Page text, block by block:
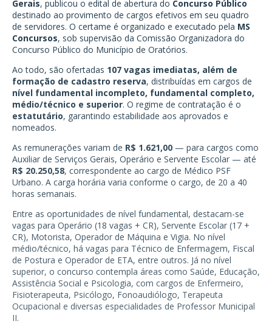
Gerais, publicou o edital de abertura do Concurso Público
destinado ao provimento de cargos efetivos em seu quadro
de servidores. O certame é organizado e executado pela MS
Concursos, sob supervisão da Comissão Organizadora do
Concurso Público do Município de Oratórios.
Ao todo, são ofertadas 107 vagas imediatas, além de
formação de cadastro reserva, distribuídas em cargos de
nível fundamental incompleto, fundamental completo,
médio/técnico e superior. O regime de contratação é o
estatutário, garantindo estabilidade aos aprovados e
nomeados.
As remunerações variam de R$ 1.621,00 — para cargos como
Auxiliar de Serviços Gerais, Operário e Servente Escolar — até
R$ 20.250,58, correspondente ao cargo de Médico PSF
Urbano. A carga horária varia conforme o cargo, de 20 a 40
horas semanais.
Entre as oportunidades de nível fundamental, destacam-se
vagas para Operário (18 vagas + CR), Servente Escolar (17 +
CR), Motorista, Operador de Máquina e Vigia. No nível
médio/técnico, há vagas para Técnico de Enfermagem, Fiscal
de Postura e Operador de ETA, entre outros. Já no nível
superior, o concurso contempla áreas como Saúde, Educação,
Assistência Social e Psicologia, com cargos de Enfermeiro,
Fisioterapeuta, Psicólogo, Fonoaudiólogo, Terapeuta
Ocupacional e diversas especialidades de Professor Municipal
II.